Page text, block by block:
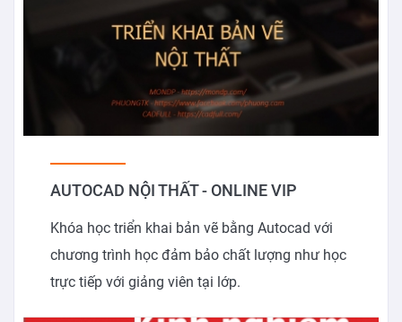
AUTOCAD NỘI THẤT - ONLINE VIP
Khóa học triển khai bản vẽ bằng Autocad với
chương trình học đảm bảo chất lượng như học
trực tiếp với giảng viên tại lớp.